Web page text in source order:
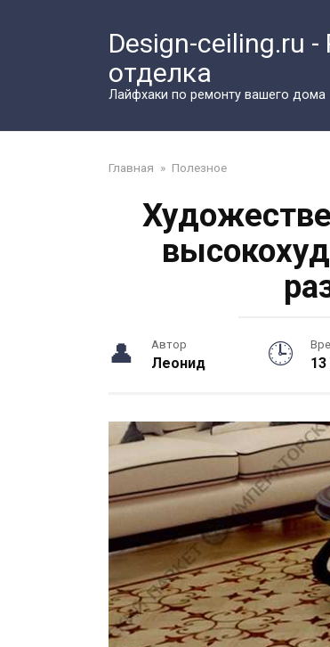
Design-ceiling.ru
отделка
Лайфхаки по ремонту вашего дома
Главная » Полезное
Автор
Леонид